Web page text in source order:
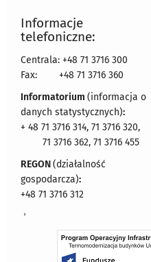
Informacje
telefoniczne:
Centrala: +48 71 3716 300
Fax:
+48 71 3716 360
Informatorium (informacja o
danych statystycznych):
+ 48 71 3716 314, 71 3716 320,
71 3716 362, 71 3716 455
REGON(działalność
gospodarcza):
+48 71 3716 312